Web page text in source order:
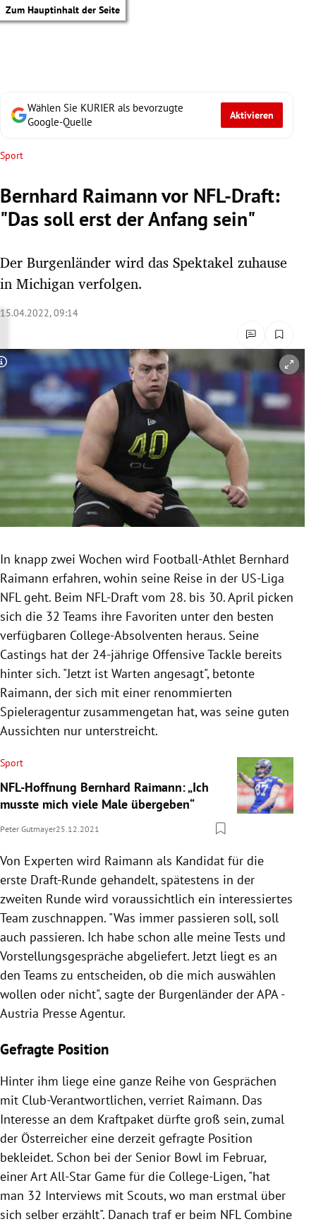
Zum Hauptinhalt der Seite
Untermenü
Untermenü
Untermenü
Untermenü
Untermenü
Untermenü
Wählen Sie KURIER als bevorzugte
Google-Quelle
Aktivieren
Sport
Bernhard Raimann vor NFL-Draft:
"Das soll erst der Anfang sein"
Der Burgenländer wird das Spektakel zuhause
in Michigan verfolgen.
15.04.2022, 09:14
Copyright-Hinweis öffnen/schließen
In knapp zwei Wochen wird Football-Athlet Bernhard
Raimann erfahren, wohin seine Reise in der US-Liga
NFL geht. Beim NFL-Draft vom 28. bis 30. April picken
sich die 32 Teams ihre Favoriten unter den besten
verfügbaren College-Absolventen heraus. Seine
Castings hat der 24-jährige Offensive Tackle bereits
hinter sich. "Jetzt ist Warten angesagt", betonte
Raimann, der sich mit einer renommierten
Spieleragentur zusammengetan hat, was seine guten
Aussichten nur unterstreicht.
Sport
NFL-Hoffnung Bernhard Raimann: „Ich
musste mich viele Male übergeben“
Peter Gutmayer25.12.2021
Von Experten wird Raimann als Kandidat für die
erste Draft-Runde gehandelt, spätestens in der
zweiten Runde wird voraussichtlich ein interessiertes
Team zuschnappen. "Was immer passieren soll, soll
auch passieren. Ich habe schon alle meine Tests und
Vorstellungsgespräche abgeliefert. Jetzt liegt es an
den Teams zu entscheiden, ob die mich auswählen
wollen oder nicht", sagte der Burgenländer der APA -
Austria Presse Agentur.
Gefragte Position
Hinter ihm liege eine ganze Reihe von Gesprächen
mit Club-Verantwortlichen, verriet Raimann. Das
Interesse an dem Kraftpaket dürfte groß sein, zumal
der Österreicher eine derzeit gefragte Position
bekleidet. Schon bei der Senior Bowl im Februar,
einer Art All-Star Game für die College-Ligen, "hat
man 32 Interviews mit Scouts, wo man erstmal über
sich selber erzählt". Danach traf er beim NFL Combine